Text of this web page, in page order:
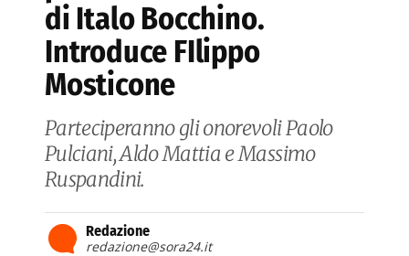
di Italo Bocchino.
Introduce FIlippo
Mosticone
Parteciperanno gli onorevoli Paolo
Pulciani, Aldo Mattia e Massimo
Ruspandini.
Redazione
redazione@sora24.it